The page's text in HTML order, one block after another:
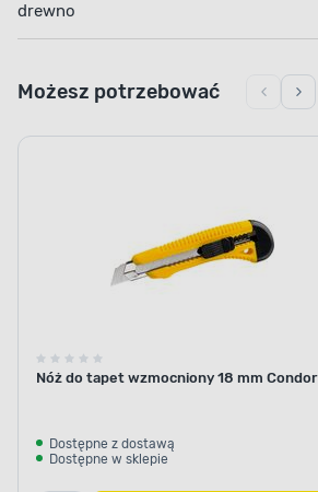
drewno
Możesz potrzebować
Nóż do tapet wzmocniony 18 mm Condor
Dostępne z dostawą
Dostępne w sklepie